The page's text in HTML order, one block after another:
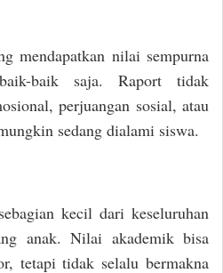
mendapatkan nilai sempurna
baik saja. Raport tidak
perjuangan sosial, atau
sedang dialami siswa.
kecil dari keseluruhan
anak. Nilai akademik bisa
tetapi tidak selalu bermakna